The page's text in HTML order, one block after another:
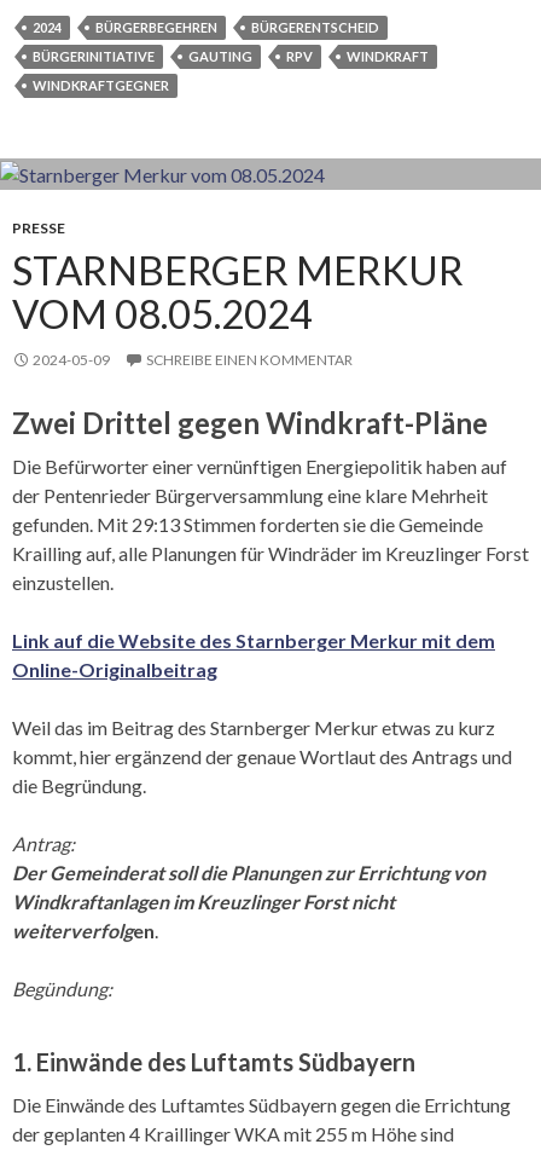
2024 BÜRGERBEGEHREN
BÜRGERENTSCHEID
BÜRGERINITIATIVE
GAUTING RPV
WINDKRAFT
WINDKRAFTGEGNER
PRESSE
STARNBERGER MERKUR
VOM 08.05.2024
2024-05-09 SCHREIBE EINEN KOMMENTAR
Zwei Drittel gegen Windkraft-Pläne
Die Befürworter einer vernünftigen Energiepolitik haben auf
der Pentenrieder Bürgerversammlung eine klare Mehrheit
gefunden. Mit 29:13 Stimmen forderten sie die Gemeinde
Krailling auf, alle Planungen für Windräder im Kreuzlinger Forst
einzustellen.
Link auf die Website des Starnberger Merkur mit dem
Online-Originalbeitrag
Weil das im Beitrag des Starnberger Merkur etwas zu kurz
kommt, hier ergänzend der genaue Wortlaut des Antrags und
die Begründung.
Antrag:
Der Gemeinderat soll die Planungen zur Errichtung von
Windkraftanlagen im Kreuzlinger Forst nicht
weiterverfolgen.
Begündung:
1. Einwände des Luftamts Südbayern
Die Einwände des Luftamtes Südbayern gegen die Errichtung
der geplanten 4 Kraillinger WKA mit 255 m Höhe sind